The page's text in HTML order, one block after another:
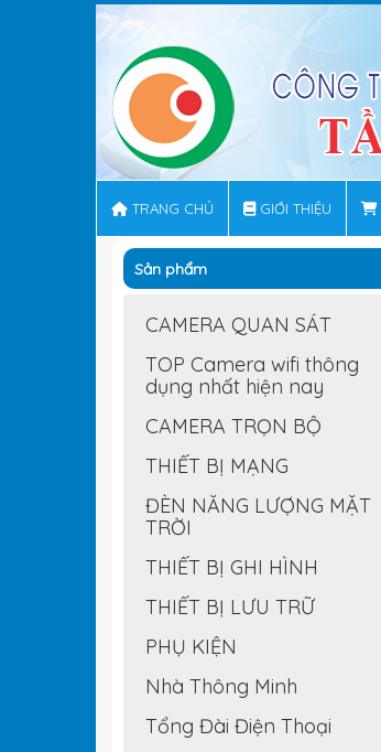
TRANG CHỦ GIỚI THIỆU
Sản phẩm
CAMERA QUAN SÁT
TOP Camera wifi thông
dụng nhất hiện nay
CAMERA TRỌN BỘ
THIẾT BỊ MẠNG
ĐÈN NĂNG LƯỢNG MẶT
TRỜI
THIẾT BỊ GHI HÌNH
THIẾT BỊ LƯU TRỮ
PHỤ KIỆN
Nhà Thông Minh
Tổng Đài Điện Thoại